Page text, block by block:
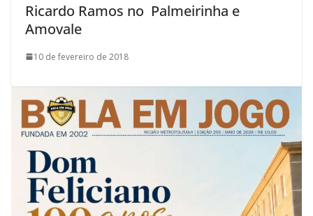
Ricardo Ramos no Palmeirinha e
Amovale
10 de fevereiro de 2018